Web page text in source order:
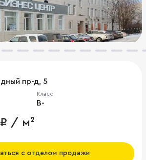
пр-д, 5
Класс
B-
₽ / м²
с отделом продажи